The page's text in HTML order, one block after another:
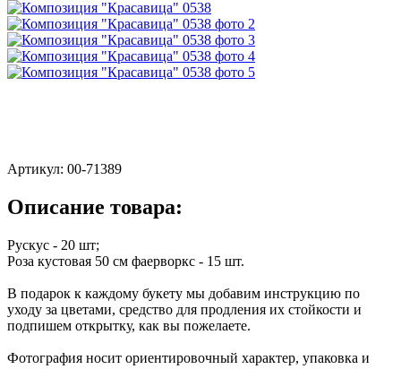
Артикул: 00-71389
Описание товара:
Рускус - 20 шт;
Роза кустовая 50 см фаерворкс - 15 шт.
В подарок к каждому букету мы добавим инструкцию по
уходу за цветами, средство для продления их стойкости и
подпишем открытку, как вы пожелаете.
Фотография носит ориентировочный характер, упаковка и